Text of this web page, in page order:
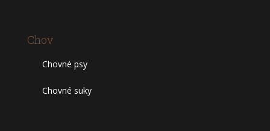
Chov
Chovné psy
Chovné suky